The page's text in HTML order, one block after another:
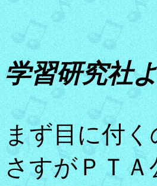
学習研究社
まず目に付
さすがＰＴ